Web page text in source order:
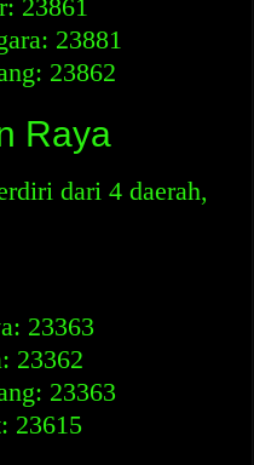
23861
23881
23862
Raya
dari 4 daerah,
23363
23362
23363
23615